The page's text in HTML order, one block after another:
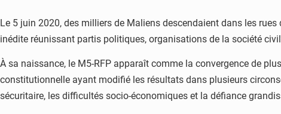
Le 5 juin 2020, des milliers de Maliens descendaient dans les
inédite réunissant partis politiques, organisations de la société
À sa naissance, le M5-RFP apparaît comme la convergence de
constitutionnelle ayant modifié les résultats dans plusieurs
sécuritaire, les difficultés socio-économiques et la défiance